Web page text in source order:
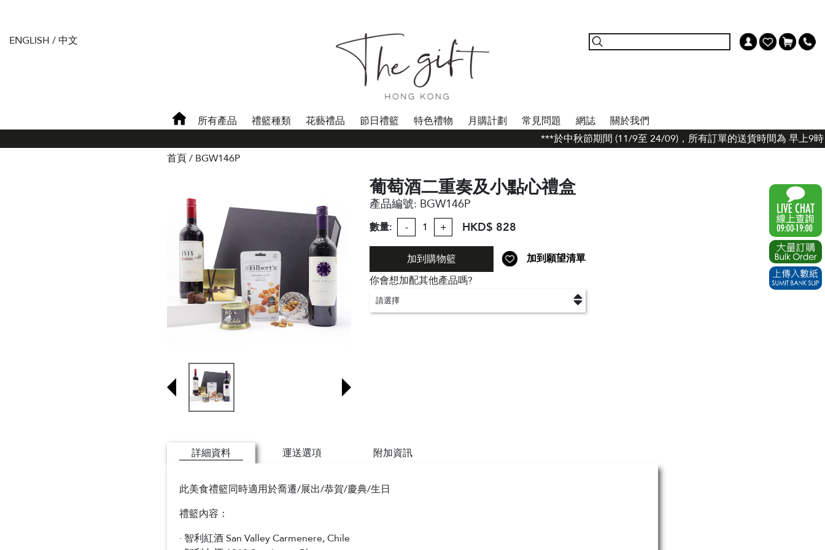
ENGLISH /中文
所有產品 禮籃種類 花藝禮品 節日禮籃 特色禮物 月購計劃 常見問題 網誌
關於我們
***於中秋節期間 (11/9至 24/09)，所有訂單的送貨時間為 早上9時
首頁
BGW146P
葡萄酒二重奏及小點心禮盒
產品編號: BGW146P
數量: - + HKD$ 828
加到購物籃
加到願望清單
你會想加配其他產品嗎?
請選擇
詳細資料 運送選項 附加資訊
此美食禮籃同時適用於喬遷/展出/恭賀/慶典/生日
禮籃內容：
· 智利紅酒 San Valley Carmenere, Chile